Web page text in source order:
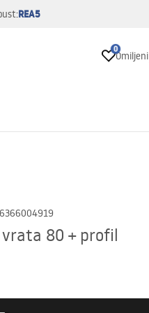
REA5
0
Omiljeni
80 + profil